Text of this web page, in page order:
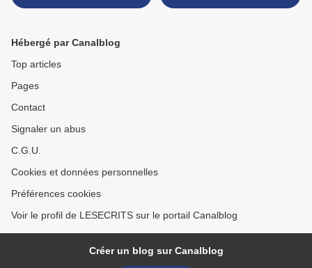
Hébergé par Canalblog
Top articles
Pages
Contact
Signaler un abus
C.G.U.
Cookies et données personnelles
Préférences cookies
Voir le profil de LESECRITS sur le portail Canalblog
Créer un blog sur Canalblog